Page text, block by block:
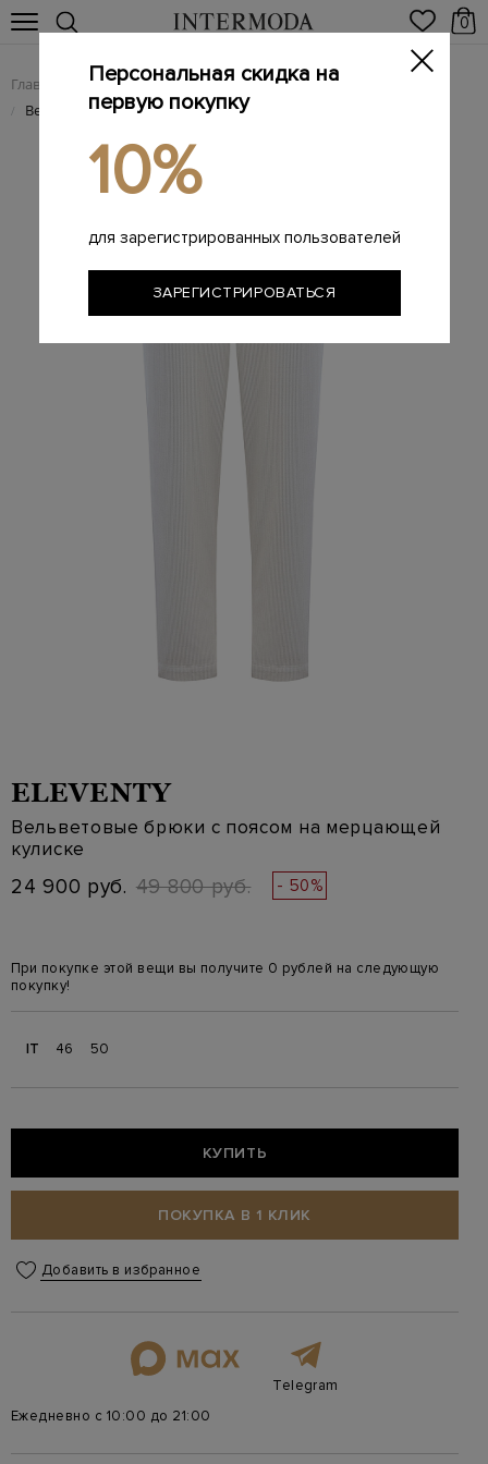
0
Главная Женщинам / Женская одежда / Женские брюки
/ Вельветовые брюки с поясом на мерцающей кулиске
ELEVENTY
Вельветовые брюки с поясом на мерцающей
кулиске
24 900 руб. 49 800 руб. - 50%
При покупке этой вещи вы получите 0 рублей на следующую
покупку!
IT 46 50
КУПИТЬ
ПОКУПКА В 1 КЛИК
Добавить в избранное
Telegram
Ежедневно с 10:00 до 21:00
Персональная скидка на
первую покупку
10%
для зарегистрированных пользователей
ЗАРЕГИСТРИРОВАТЬСЯ